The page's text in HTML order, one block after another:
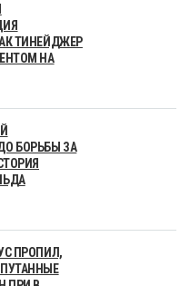
ТИНЕЙДЖЕР
НА
БОРЬБЫ ЗА
ПРОПИЛ,